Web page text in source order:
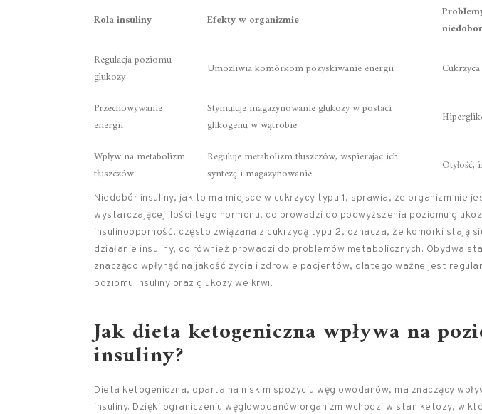
Rola insuliny Efekty w organizmie
Regulacja poziomu
glukozy
Umożliwia komórkom pozyskiwanie energii
Przechowywanie
energii
Stymuluje magazynowanie glukozy w postaci
glikogenu w wątrobie
Wpływ na metabolizm
tłuszczów
Reguluje metabolizm tłuszczów, wspierając ich
syntezę i magazynowanie
Niedobór insuliny, jak to ma miejsce w cukrzycy typu 1, sprawia, że organizm nie
wystarczającej ilości tego hormonu, co prowadzi do podwyższenia poziomu
insulinooporność, często związana z cukrzycą typu 2, oznacza, że komórki stają
działanie insuliny, co również prowadzi do problemów metabolicznych. Obydwa
znacząco wpłynąć na jakość życia i zdrowie pacjentów, dlatego ważne jest
poziomu insuliny oraz glukozy we krwi.
Jak dieta ketogeniczna wpływa na
insuliny?
Dieta ketogeniczna, oparta na niskim spożyciu węglowodanów, ma znaczący
insuliny. Dzięki ograniczeniu węglowodanów organizm wchodzi w stan ketozy, w